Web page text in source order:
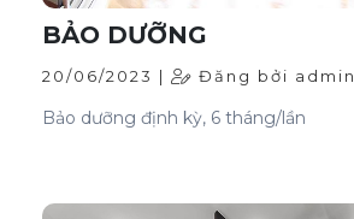
BẢO DƯỠNG
20/06/2023 | Đăng bởi admin
Bảo dưỡng định kỳ, 6 tháng/lần